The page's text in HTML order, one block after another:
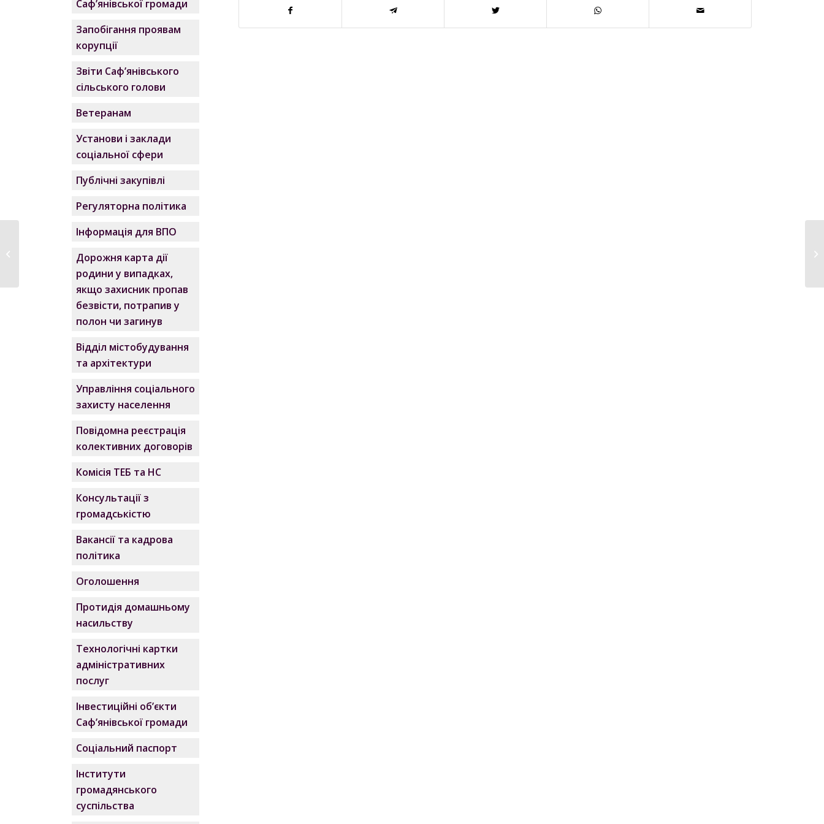
Саф’янівської громади
Запобігання проявам
корупції
Звіти Саф’янівського
сільського голови
Ветеранам
Установи і заклади
соціальної сфери
Публічні закупівлі
Регуляторна політика
Інформація для ВПО
Дорожня карта дії
родини у випадках,
якщо захисник пропав
безвісти, потрапив у
полон чи загинув
Відділ містобудування
та архітектури
Управління соціального
захисту населення
Повідомна реєстрація
колективних договорів
Комісія ТЕБ та НС
Консультації з
громадськістю
Вакансії та кадрова
політика
Оголошення
Протидія домашньому
насильству
Технологічні картки
адміністративних
послуг
Інвестиційні об’єкти
Саф’янівської громади
Соціальний паспорт
Інститути
громадянського
суспільства
Паспорт бюджетної
програми 0611010 на